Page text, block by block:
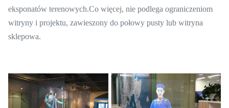
eksponatów terenowych.Co więcej, nie podlega ograniczeniom
witryny i projektu, zawieszony do połowy pusty lub witryna
sklepowa.